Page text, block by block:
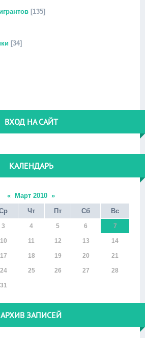
[135]
[34]
ВХОД НА САЙТ
КАЛЕНДАРЬ
« Март 2010 »
Чт Пт Сб Вс
3 4 5 6 7
10 11 12 13 14
17 18 19 20 21
24 25 26 27 28
31
АРХИВ ЗАПИСЕЙ